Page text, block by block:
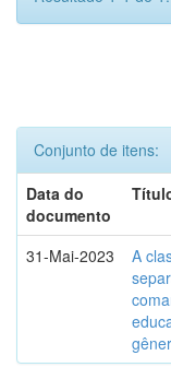
Conjunto de itens:
Data do
documento
31-Mai-2023
A